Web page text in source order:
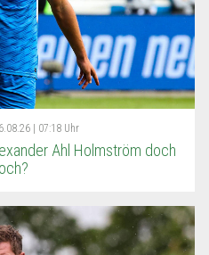
| 07:18 Uhr
Ahl Holmström doch